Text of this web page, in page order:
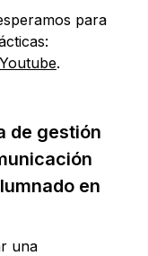
para
Youtube.
de gestión
en
una